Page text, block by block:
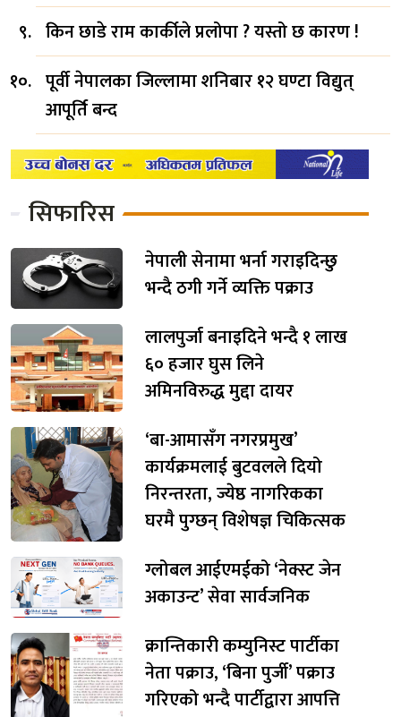
किन छाडे राम कार्कीले प्रलोपा ? यस्तो छ कारण !
पूर्वी नेपालका जिल्लामा शनिबार १२ घण्टा विद्युत्
आपूर्ति बन्द
सिफारिस
नेपाली सेनामा भर्ना गराइदिन्छु
भन्दै ठगी गर्ने व्यक्ति पक्राउ
लालपुर्जा बनाइदिने भन्दै १ लाख
६० हजार घुस लिने
अमिनविरुद्ध मुद्दा दायर
‘बा-आमासँग नगरप्रमुख’
कार्यक्रमलाई बुटवलले दियो
निरन्तरता, ज्येष्ठ नागरिकका
घरमै पुग्छन् विशेषज्ञ चिकित्सक
ग्लोबल आईएमईको ‘नेक्स्ट जेन
अकाउन्ट’ सेवा सार्वजनिक
क्रान्तिकारी कम्युनिस्ट पार्टीका
नेता पक्राउ, ‘बिना पुर्जी’ पक्राउ
गरिएको भन्दै पार्टीद्वारा आपत्ति